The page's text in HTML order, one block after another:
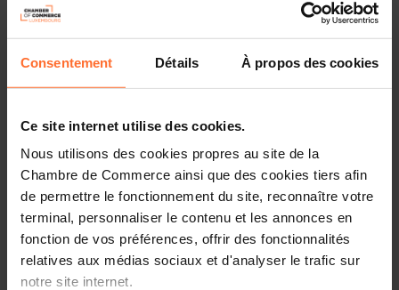
Consentement Détails À propos des cookies
Ce site internet utilise des cookies.
Nous utilisons des cookies propres au site de la
Chambre de Commerce ainsi que des cookies tiers afin
de permettre le fonctionnement du site, reconnaître votre
terminal, personnaliser le contenu et les annonces en
fonction de vos préférences, offrir des fonctionnalités
relatives aux médias sociaux et d'analyser le trafic sur
notre site internet.
10.09.2021
Chambre de Commerce News institutionnelles
Digital Services Act – Position